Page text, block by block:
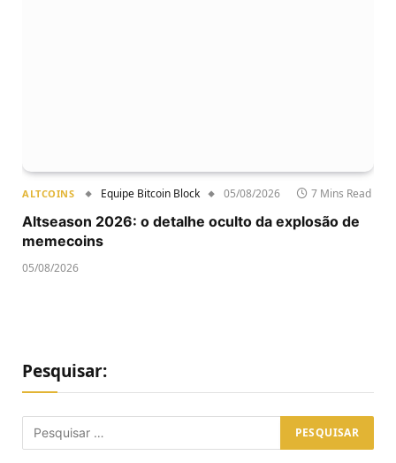
ALTCOINS Equipe Bitcoin Block 05/08/2026 7 Mins Read
Altseason 2026: o detalhe oculto da explosão de
memecoins
05/08/2026
Pesquisar: